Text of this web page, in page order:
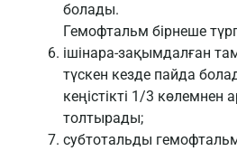
болады.
Гемофтальм бірнеше
ішінара-зақымдалған
түскен кезде пайда
кеңістікті 1/3 көлемнен
толтырады;
субтотальды